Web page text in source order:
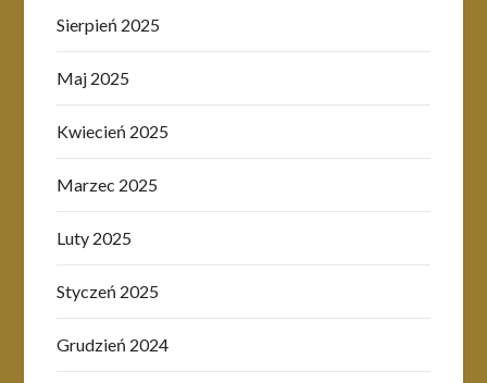
Sierpień 2025
Maj 2025
Kwiecień 2025
Marzec 2025
Luty 2025
Styczeń 2025
Grudzień 2024